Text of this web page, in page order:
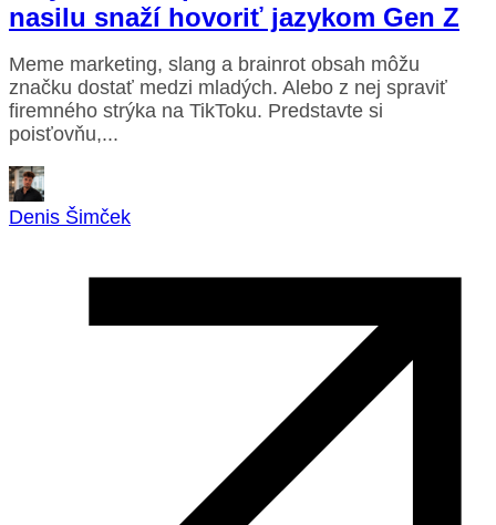
nasilu snaží hovoriť jazykom Gen Z
Meme marketing, slang a brainrot obsah môžu
značku dostať medzi mladých. Alebo z nej spraviť
firemného strýka na TikToku. Predstavte si
poisťovňu,...
Denis Šimček